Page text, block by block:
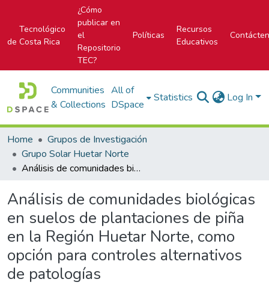
Tecnológico
de Costa Rica
¿Cómo
publicar en
el
Repositorio
TEC?
Políticas
Recursos
Educativos
Communities
& Collections
All of
DSpace
Statistics Log In
Home
Grupos de Investigación
Grupo Solar Huetar Norte
Análisis de comunidades biológicas en suelos de plantaciones de piña en la Región Huetar Norte, como opción para controles alternativos de patologías
Análisis de comunidades biológicas
en suelos de plantaciones de piña
en la Región Huetar Norte, como
opción para controles alternativos
de patologías